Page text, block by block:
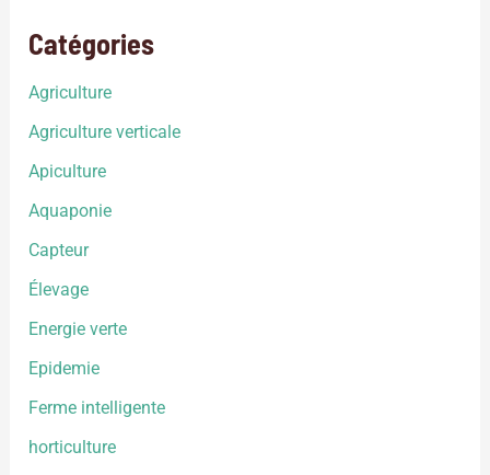
Catégories
Agriculture
Agriculture verticale
Apiculture
Aquaponie
Capteur
Élevage
Energie verte
Epidemie
Ferme intelligente
horticulture